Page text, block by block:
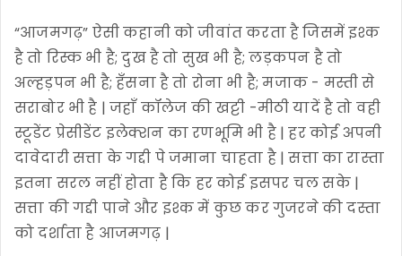
“आजमगढ़” ऐसी कहानी को जीवांत करता है जिसमें इश्क
है तो रिस्क भी है; दुख है तो सुख भी है; लड़कपन है तो
अल्हड़पन भी है; हँसना है तो रोना भी है; मजाक - मस्ती से
सराबोर भी है | जहाँ कॉलेज की खट्टी -मीठी यादें है तो वही
स्टूडेंट प्रेसीडेंट इलेक्शन का रणभूमि भी है | हर कोई अपनी
दावेदारी सत्ता के गद्दी पे जमाना चाहता है | सत्ता का रास्ता
इतना सरल नहीं होता है कि हर कोई इसपर चल सके |
सत्ता की गद्दी पाने और इश्क में कुछ कर गुजरने की दस्ता
को दर्शाता है आजमगढ़ |